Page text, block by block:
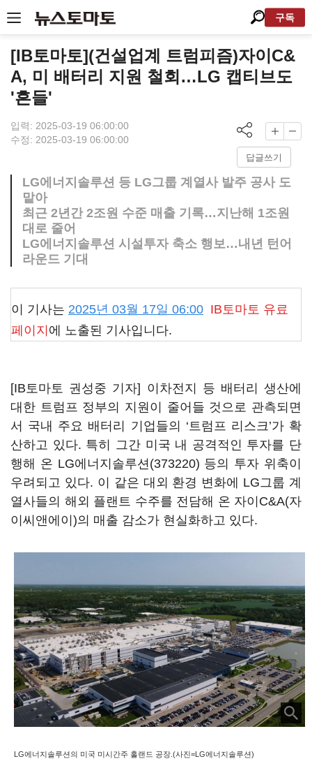
구독
[IB토마토](건설업계 트럼피즘)자이C&
A, 미 배터리 지원 철회…LG 캡티브도
'흔들'
입력: 2025-03-19 06:00:00
수정: 2025-03-19 06:00:00
답글쓰기
LG에너지솔루션 등 LG그룹 계열사 발주 공사 도
맡아
최근 2년간 2조원 수준 매출 기록…지난해 1조원
대로 줄어
LG에너지솔루션 시설투자 축소 행보…내년 턴어
라운드 기대
이 기사는 2025년 03월 17일 06:00 IB토마토 유료
페이지 에 노출된 기사입니다.
[IB토마토 권성중 기자] 이차전지 등 배터리 생산에
대한 트럼프 정부의 지원이 줄어들 것으로 관측되면
서 국내 주요 배터리 기업들의 ‘트럼프 리스크’가 확
산하고 있다. 특히 그간 미국 내 공격적인 투자를 단
행해 온 LG에너지솔루션(373220) 등의 투자 위축이
우려되고 있다. 이 같은 대외 환경 변화에 LG그룹 계
열사들의 해외 플랜트 수주를 전담해 온 자이C&A(자
이씨앤에이)의 매출 감소가 현실화하고 있다.
LG에너지솔루션의 미국 미시간주 홀랜드 공장.(사진=LG에너지솔루션)